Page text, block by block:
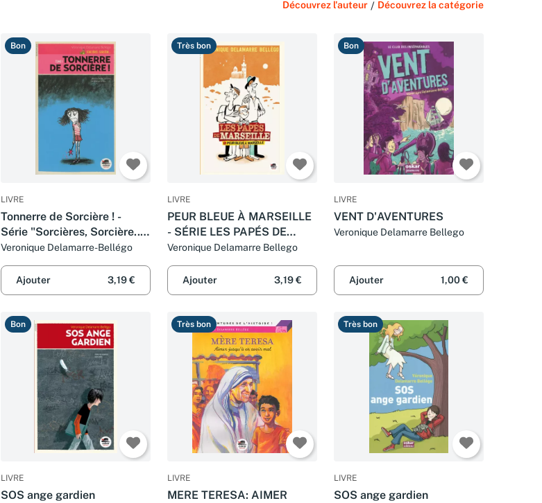
Découvrez l'auteur / Découvrez la catégorie
Bon
LIVRE
Tonnerre de Sorcière ! -
Série "Sorcières, Sorcière..."
T.1
Veronique Delamarre-Bellégo
Ajouter 3,19 €
Très bon
LIVRE
PEUR BLEUE À MARSEILLE
- SÉRIE LES PAPÉS DE
MARSEILLE
Veronique Delamarre Bellego
Ajouter 3,19 €
Bon
LIVRE
VENT D'AVENTURES
Veronique Delamarre Bellego
Ajouter 1,00 €
Bon
LIVRE
SOS ange gardien
Très bon
LIVRE
MERE TERESA: AIMER
Très bon
LIVRE
SOS ange gardien